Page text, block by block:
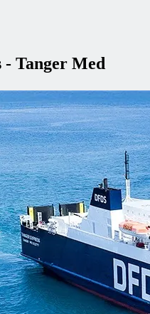
Tanger Med